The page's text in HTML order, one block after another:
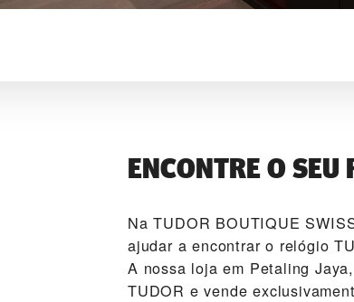
ENCONTRE O SEU
Na ‭TUDOR BOUTIQUE
ajudar a encontrar o relógio
A nossa loja em Petaling
TUDOR e vende